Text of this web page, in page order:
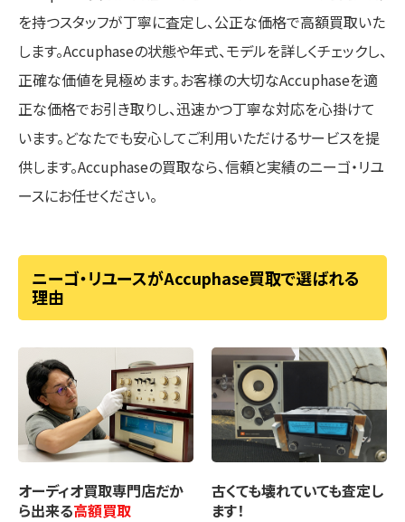
を持つスタッフが丁寧に査定し、公正な価格で高額買取いた
します。Accuphaseの状態や年式、モデルを詳しくチェックし、
正確な価値を見極めます。お客様の大切なAccuphaseを適
正な価格でお引き取りし、迅速かつ丁寧な対応を心掛けて
います。どなたでも安心してご利用いただけるサービスを提
供します。Accuphaseの買取なら、信頼と実績のニーゴ・リユ
ースにお任せください。
ニーゴ・リユースがAccuphase買取で選ばれる
理由
オーディオ買取専門店だか
ら出来る高額買取
古くても壊れていても査定し
ます！